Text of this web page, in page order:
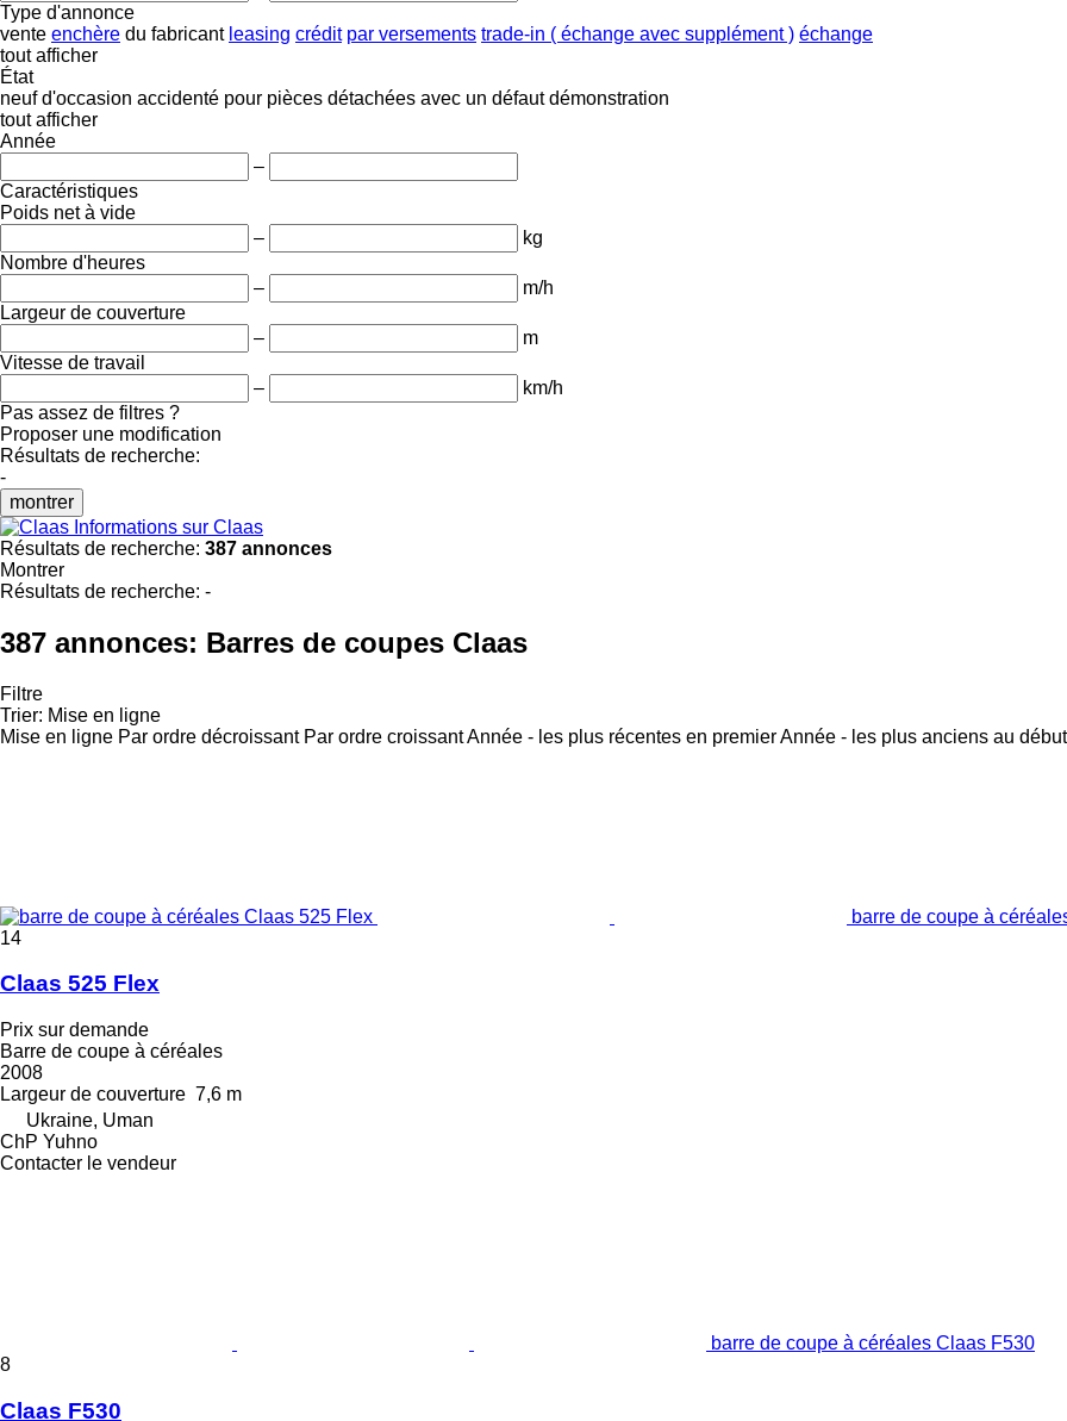
Type d'annonce
vente enchère du fabricant leasing crédit par versements trade-in ( échange avec supplément ) échange
tout afficher
État
neuf d'occasion accidenté pour pièces détachées avec un défaut démonstration
tout afficher
Année
–
Caractéristiques
Poids net à vide
–
kg
Nombre d'heures
–
m/h
Largeur de couverture
–
m
Vitesse de travail
–
km/h
Pas assez de filtres ?
Proposer une modification
Résultats de recherche:
-
montrer
Informations sur Claas
Résultats de recherche: 387 annonces
Montrer
Résultats de recherche: -
387 annonces: Barres de coupes Claas
Filtre
Trier: Mise en ligne
Mise en ligne Par ordre décroissant Par ordre croissantAnnée - les plus récentes en premierAnnée - les plus anciens au début
barre de coupe à
14
Claas 525 Flex
Prix sur demande
Barre de coupe à céréales
2008
Largeur de couverture 7,6 m
Ukraine, Uman
ChP Yuhno
Contacter le vendeur
barre de coupe à céréales Claas F530
8
Claas F530